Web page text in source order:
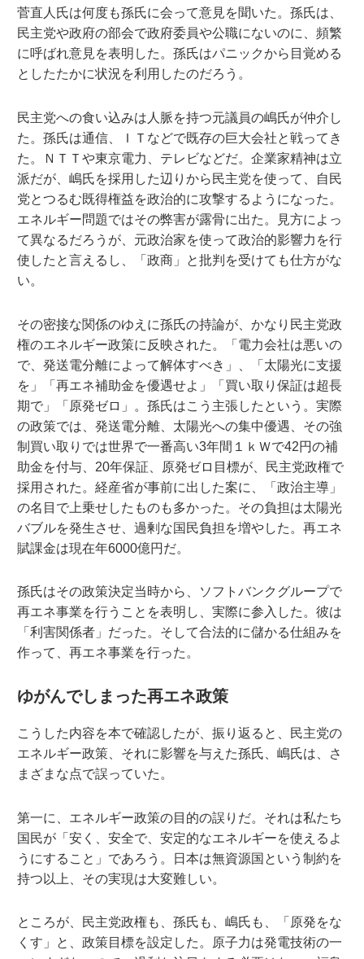
菅直人氏は何度も孫氏に会って意見を聞いた。孫氏は、
民主党や政府の部会で政府委員や公職にないのに、頻繁
に呼ばれ意見を表明した。孫氏はパニックから目覚める
としたたかに状況を利用したのだろう。
民主党への食い込みは人脈を持つ元議員の嶋氏が仲介し
た。孫氏は通信、ＩＴなどで既存の巨大会社と戦ってき
た。ＮＴＴや東京電力、テレビなどだ。企業家精神は立
派だが、嶋氏を採用した辺りから民主党を使って、自民
党とつるむ既得権益を政治的に攻撃するようになった。
エネルギー問題ではその弊害が露骨に出た。見方によっ
て異なるだろうが、元政治家を使って政治的影響力を行
使したと言えるし、「政商」と批判を受けても仕方がな
い。
その密接な関係のゆえに孫氏の持論が、かなり民主党政
権のエネルギー政策に反映された。「電力会社は悪いの
で、発送電分離によって解体すべき」、「太陽光に支援
を」「再エネ補助金を優遇せよ」「買い取り保証は超長
期で」「原発ゼロ」。孫氏はこう主張したという。実際
の政策では、発送電分離、太陽光への集中優遇、その強
制買い取りでは世界で一番高い3年間１ｋＷで42円の補
助金を付与、20年保証、原発ゼロ目標が、民主党政権で
採用された。経産省が事前に出した案に、「政治主導」
の名目で上乗せしたものも多かった。その負担は太陽光
バブルを発生させ、過剰な国民負担を増やした。再エネ
賦課金は現在年6000億円だ。
孫氏はその政策決定当時から、ソフトバンクグループで
再エネ事業を行うことを表明し、実際に参入した。彼は
「利害関係者」だった。そして合法的に儲かる仕組みを
作って、再エネ事業を行った。
ゆがんでしまった再エネ政策
こうした内容を本で確認したが、振り返ると、民主党の
エネルギー政策、それに影響を与えた孫氏、嶋氏は、さ
まざまな点で誤っていた。
第一に、エネルギー政策の目的の誤りだ。それは私たち
国民が「安く、安全で、安定的なエネルギーを使えるよ
うにすること」であろう。日本は無資源国という制約を
持つ以上、その実現は大変難しい。
ところが、民主党政権も、孫氏も、嶋氏も、「原発をな
くす」と、政策目標を設定した。原子力は発電技術の一